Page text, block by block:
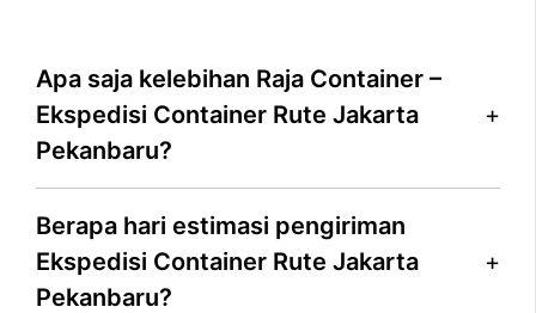
Apa saja kelebihan Raja Container –
Ekspedisi Container Rute Jakarta
Pekanbaru?
Berapa hari estimasi pengiriman
Ekspedisi Container Rute Jakarta
Pekanbaru?